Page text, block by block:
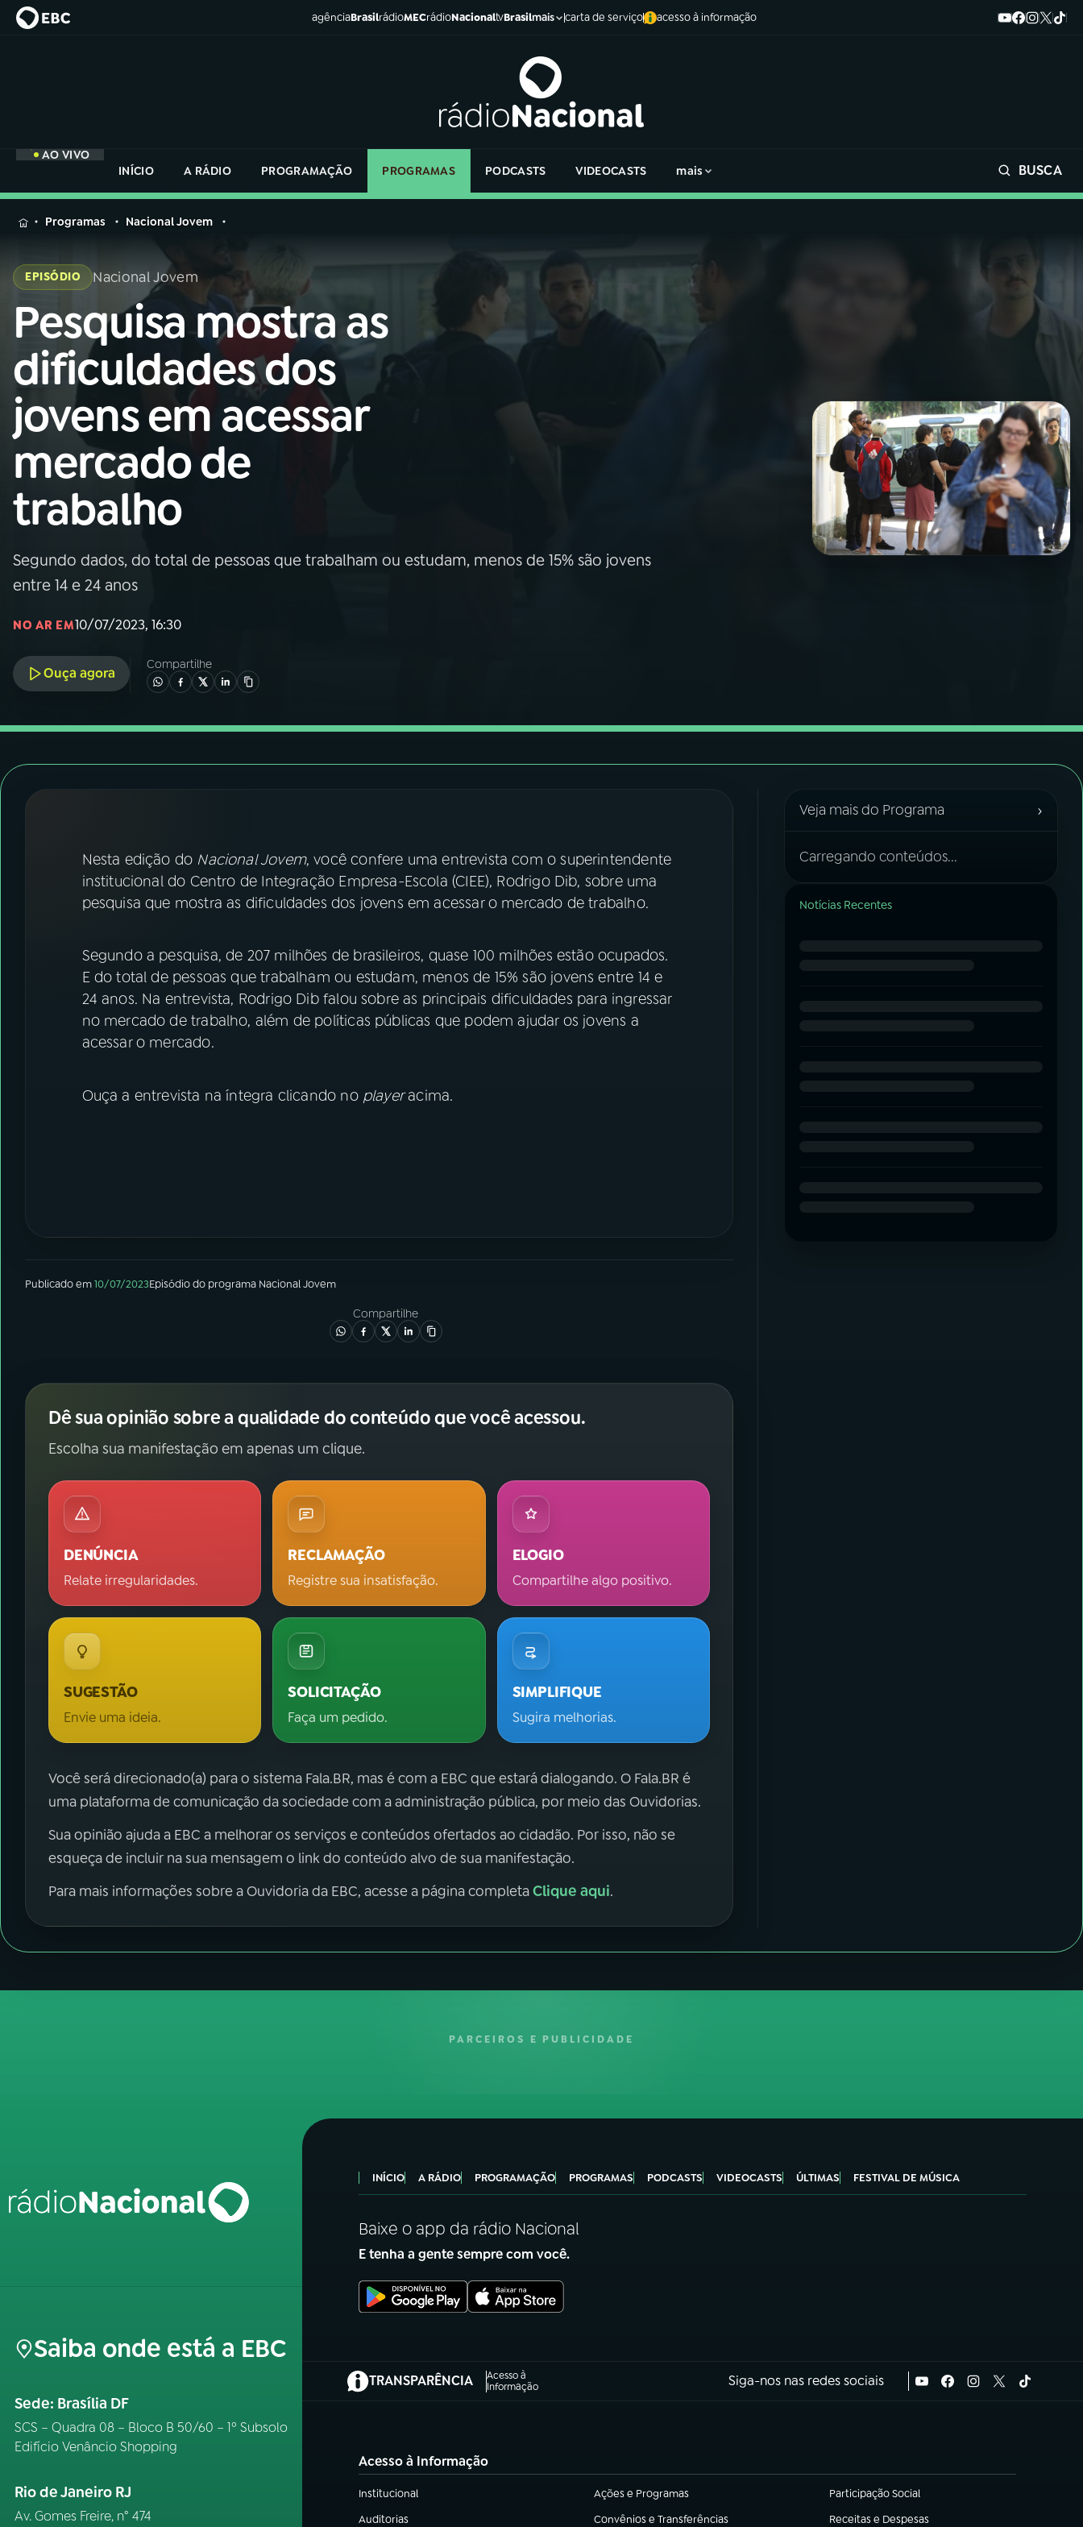
agênciaBrasilrádioMECrádioNacionaltvBrasilmais carta de serviço acesso à informação
AO VIVO
INÍCIO
A RÁDIO PROGRAMAÇÃO PROGRAMAS PODCASTS VIDEOCASTS mais BUSCA
MENU
Buscar
na
Rádio
Nacional
AO VIVO
01 INÍCIO
02A RÁDIO
03PROGRAMAÇÃO
04PROGRAMAS
05 PODCASTS
06VIDEOCASTS
07ÚLTIMAS
YouTube Facebook
Instagram X
na
Rádio
Programas Nacional Jovem
EPISÓDIO Nacional Jovem
Pesquisa mostra as
dificuldades dos
jovens em acessar
mercado de
trabalho
Segundo dados, do total de pessoas que trabalham ou estudam, menos de 15% são jovens
entre 14 e 24 anos
NO AR EM10/07/2023, 16:30
Ouça agora
Compartilhe
Nesta edição do Nacional Jovem, você confere uma entrevista com o superintendente
institucional do Centro de Integração Empresa-Escola (CIEE), Rodrigo Dib, sobre uma
pesquisa que mostra as dificuldades dos jovens em acessar o mercado de trabalho.
Segundo a pesquisa, de 207 milhões de brasileiros, quase 100 milhões estão ocupados.
E do total de pessoas que trabalham ou estudam, menos de 15% são jovens entre 14 e
24 anos. Na entrevista, Rodrigo Dib falou sobre as principais dificuldades para ingressar
no mercado de trabalho, além de políticas públicas que podem ajudar os jovens a
acessar o mercado.
Ouça a entrevista na íntegra clicando no playeracima.
Publicado em10/07/2023Episódiodo programa Nacional Jovem
Compartilhe
Dê sua opinião sobre a qualidade do conteúdo que você acessou.
Escolha sua manifestação em apenas um clique.
DENÚNCIA
Relate irregularidades.
RECLAMAÇÃO
Registre sua insatisfação.
ELOGIO
Compartilhe algo positivo.
SUGESTÃO
Envie uma ideia.
SOLICITAÇÃO
Faça um pedido.
SIMPLIFIQUE
Sugira melhorias.
Você será direcionado(a) para o sistema Fala.BR, mas é com a EBC que estará dialogando. O Fala.BR é
uma plataforma de comunicação da sociedade com a administração pública, por meio das Ouvidorias.
Sua opinião ajuda a EBC a melhorar os serviços e conteúdos ofertados ao cidadão. Por isso, não se
esqueça de incluir na sua mensagem o link do conteúdo alvo de sua manifestação.
Para mais informações sobre a Ouvidoria da EBC, acesse a página completaClique aqui.
Veja mais do Programa ›
Carregando conteúdos...
Notícias Recentes
PARCEIROS E PUBLICIDADE
Saiba onde está a EBC
Sede: Brasília DF
SCS – Quadra 08 – Bloco B 50/60 – 1º Subsolo
Edifício Venâncio Shopping
Rio de Janeiro RJ
Av. Gomes Freire, n° 474
INÍCIO A RÁDIO PROGRAMAÇÃO PROGRAMAS PODCASTS VIDEOCASTS ÚLTIMAS FESTIVAL DE MÚSICA
Baixe o app da rádio Nacional
E tenha a gente sempre com você.
TRANSPARÊNCIA
Acesso à
Informação
(abre em nova aba) Siga-nos nas redes sociais
Acesso à Informação
Institucional
(abre em nova aba) Ações e Programas
(abre em nova aba) Participação Social
(abre em nova aba)
Auditorias
(abre em nova aba) Convênios e Transferências
(abre em nova aba) Receitas e Despesas
(abre em nova aba)